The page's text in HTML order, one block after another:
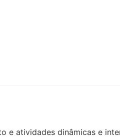
e atividades dinâmicas e